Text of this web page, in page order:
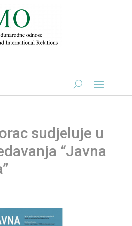
sudjeluje u
“Javna